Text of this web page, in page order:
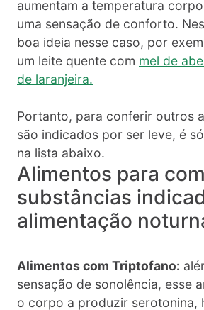
aumentam a temperatura
uma sensação de conforto.
boa ideia nesse caso, por
um leite quente com mel de
de laranjeira.
Portanto, para conferir outros
são indicados por ser leve, é
na lista abaixo.
Alimentos para
substâncias
alimentação
Alimentos com Triptofano:
sensação de sonolência, esse
o corpo a produzir serotonina,